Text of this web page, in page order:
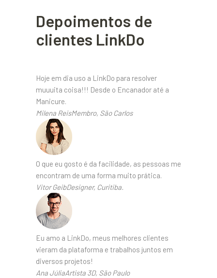
Depoimentos de
clientes LinkDo
Hoje em dia uso a LinkDo para resolver
muuuita coisa!!! Desde o Encanador até a
Manicure.
Milena ReisMembro, São Carlos
O que eu gosto é da facilidade, as pessoas me
encontram de uma forma muito prática.
Vitor GeibDesigner, Curitiba.
Eu amo a LinkDo, meus melhores clientes
vieram da plataforma e trabalhos juntos em
diversos projetos!
Ana JúliaArtista 3D, São Paulo